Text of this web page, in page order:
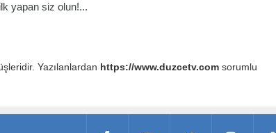
yapan siz olun!...
Yazılanlardan https://www.duzcetv.comsorumlu